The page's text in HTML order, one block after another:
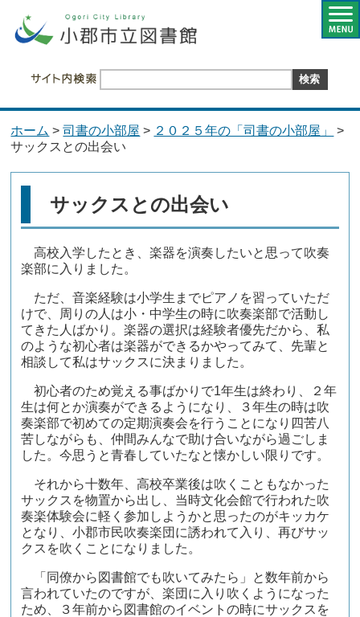
ホーム >司書の小部屋 > ２０２５年の「司書の小部屋」
>
サックスとの出会い
サックスとの出会い
高校入学したとき、楽器を演奏したいと思って吹奏
楽部に入りました。
ただ、音楽経験は小学生までピアノを習っていただ
けで、周りの人は小・中学生の時に吹奏楽部で活動し
てきた人ばかり。楽器の選択は経験者優先だから、私
のような初心者は楽器ができるかやってみて、先輩と
相談して私はサックスに決まりました。
初心者のため覚える事ばかりで1年生は終わり、２年
生は何とか演奏ができるようになり、３年生の時は吹
奏楽部で初めての定期演奏会を行うことになり四苦八
苦しながらも、仲間みんなで助け合いながら過ごしま
した。今思うと青春していたなと懐かしい限りです。
それから十数年、高校卒業後は吹くこともなかった
サックスを物置から出し、当時文化会館で行われた吹
奏楽体験会に軽く参加しようかと思ったのがキッカケ
となり、小郡市民吹奏楽団に誘われて入り、再びサッ
クスを吹くことになりました。
「同僚から図書館でも吹いてみたら」と数年前から
言われていたのですが、楽団に入り吹くようになった
ため、３年前から図書館のイベントの時にサックスを